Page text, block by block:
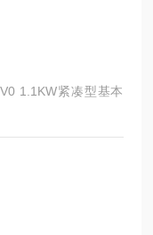
1.1KW紧凑型基本
的变频器。其特点是
9 种规格，功率范围